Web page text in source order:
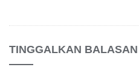
TINGGALKAN BALASAN